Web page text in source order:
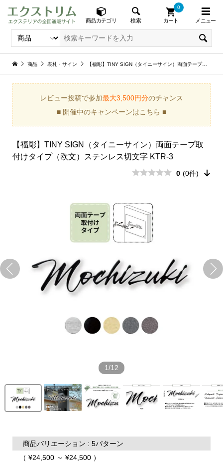
商品カテゴリ 検索 カート
0
メニュー
商品 表札・サイン 【福彫】TINY SIGN（タイニーサイン）両面テープ取付けタイプ（欧文）ステンレス切文字 KTR-3
レビュー投稿で参加最大3,500円分のチャンス
■ 開催中のキャンペーンはこちら ■
【福彫】TINY SIGN（タイニーサイン）両面テープ取
付けタイプ（欧文）ステンレス切文字 KTR-3
0 (0件)
1/12
商品バリエーション : 5パターン
（ ¥24,500 ～ ¥24,500 ）